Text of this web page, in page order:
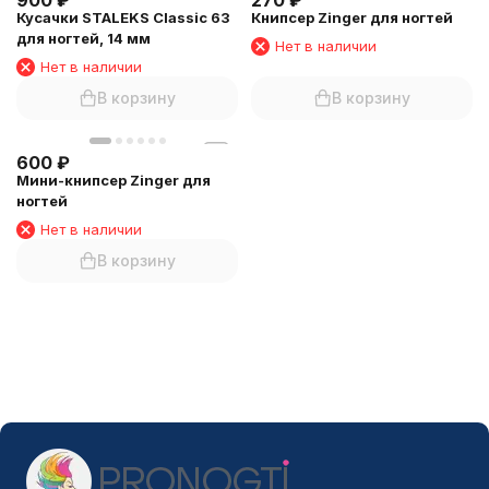
Кусачки STALEKS Classic 63
для ногтей, 14 мм
Нет в наличии
В корзину
Книпсер Zinger для ногтей
Нет в наличии
В корзину
600 ₽
Мини-книпсер Zinger для
ногтей
Нет в наличии
В корзину